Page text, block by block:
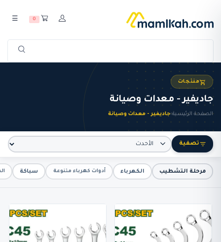
0
☰
منتجات
جاديفير - معدات وصيانة
الصفحة الرئيسية›جاديفير - معدات وصيانة
تصفية
مرحلة التشطيب الكهرباء أدوات كهرباء متنوعة سباكة